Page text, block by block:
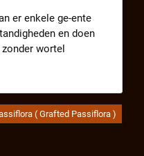
er enkele ge-ente
en doen
wortel
( Grafted Passiflora )